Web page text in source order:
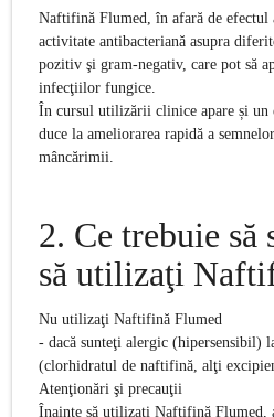
Naftifină Flumed, în afară de efectul
activitate antibacteriană asupra
pozitiv şi gram-negativ, care pot să
infecţiilor fungice.
În cursul utilizării clinice apare și un
duce la ameliorarea rapidă a
mâncărimii.
2. Ce trebuie
să utilizaţi
Nu utilizaţi Naftifină Flumed
- dacă sunteţi alergic (hipersensibil)
(clorhidratul de naftifină, alţi
Atenţionări şi precauţii
Înainte să utilizați Naftifină Flumed,